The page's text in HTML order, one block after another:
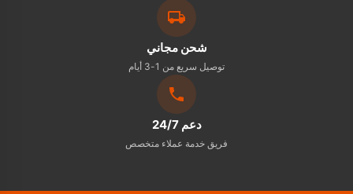
شحن مجاني
توصيل سريع من 1-3 أيام
دعم 24/7
فريق خدمة عملاء متخصص